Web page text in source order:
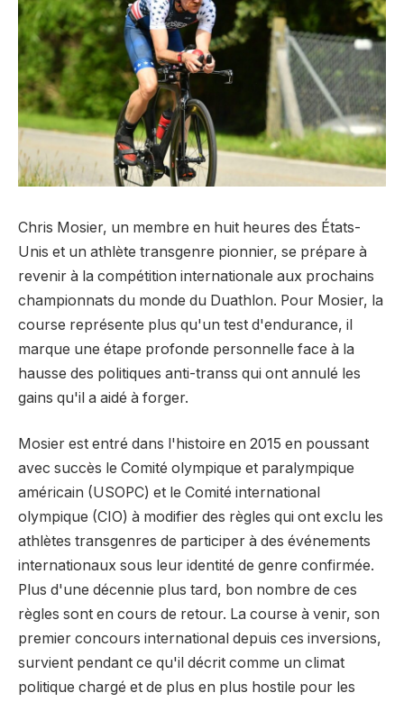
Chris Mosier, un membre en huit heures des États-
Unis et un athlète transgenre pionnier, se prépare à
revenir à la compétition internationale aux prochains
championnats du monde du Duathlon. Pour Mosier, la
course représente plus qu'un test d'endurance, il
marque une étape profonde personnelle face à la
hausse des politiques anti-transs qui ont annulé les
gains qu'il a aidé à forger.
Mosier est entré dans l'histoire en 2015 en poussant
avec succès le Comité olympique et paralympique
américain (USOPC) et le Comité international
olympique (CIO) à modifier des règles qui ont exclu les
athlètes transgenres de participer à des événements
internationaux sous leur identité de genre confirmée.
Plus d'une décennie plus tard, bon nombre de ces
règles sont en cours de retour. La course à venir, son
premier concours international depuis ces inversions,
survient pendant ce qu'il décrit comme un climat
politique chargé et de plus en plus hostile pour les